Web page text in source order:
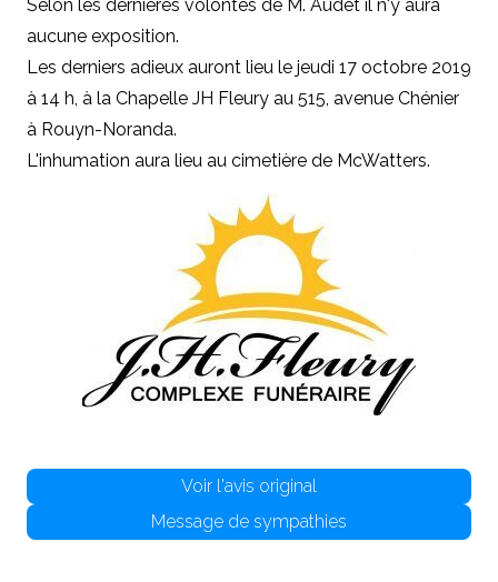
Selon les dernières volontés de M. Audet il n'y aura
aucune exposition.
Les derniers adieux auront lieu le jeudi 17 octobre 2019
à 14 h, à la Chapelle JH Fleury au 515, avenue Chénier
à Rouyn-Noranda.
L'inhumation aura lieu au cimetière de McWatters.
Voir l'avis original
Message de sympathies